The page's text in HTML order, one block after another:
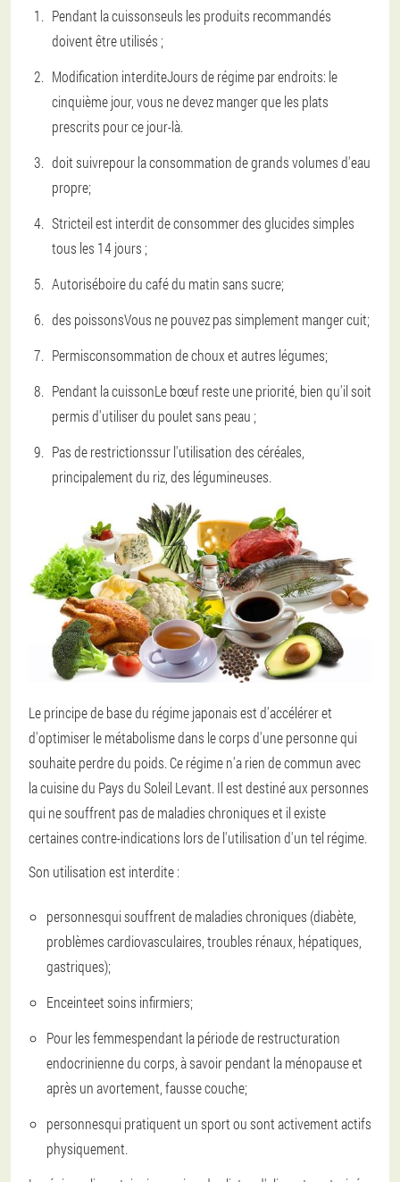
Pendant la cuissonseuls les produits recommandés
doivent être utilisés ;
Modification interditeJours de régime par endroits: le
cinquième jour, vous ne devez manger que les plats
prescrits pour ce jour-là.
doit suivrepour la consommation de grands volumes d'eau
propre;
Stricteil est interdit de consommer des glucides simples
tous les 14 jours ;
Autoriséboire du café du matin sans sucre;
des poissonsVous ne pouvez pas simplement manger cuit;
Permisconsommation de choux et autres légumes;
Pendant la cuissonLe bœuf reste une priorité, bien qu'il soit
permis d'utiliser du poulet sans peau ;
Pas de restrictionssur l'utilisation des céréales,
principalement du riz, des légumineuses.
Le principe de base du régime japonais est d'accélérer et
d'optimiser le métabolisme dans le corps d'une personne qui
souhaite perdre du poids. Ce régime n'a rien de commun avec
la cuisine du Pays du Soleil Levant. Il est destiné aux personnes
qui ne souffrent pas de maladies chroniques et il existe
certaines contre-indications lors de l'utilisation d'un tel régime.
Son utilisation est interdite :
personnesqui souffrent de maladies chroniques (diabète,
problèmes cardiovasculaires, troubles rénaux, hépatiques,
gastriques);
Enceinteet soins infirmiers;
Pour les femmespendant la période de restructuration
endocrinienne du corps, à savoir pendant la ménopause et
après un avortement, fausse couche;
personnesqui pratiquent un sport ou sont activement actifs
physiquement.